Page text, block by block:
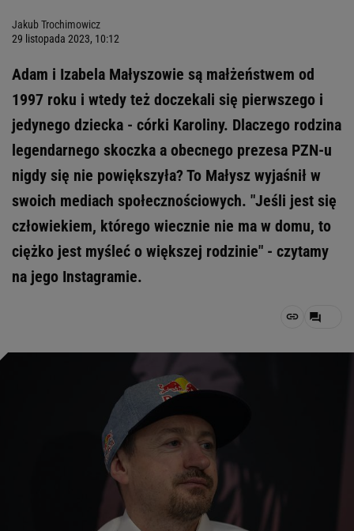
Jakub Trochimowicz
29 listopada 2023, 10:12
Adam i Izabela Małyszowie są małżeństwem od
1997 roku i wtedy też doczekali się pierwszego i
jedynego dziecka - córki Karoliny. Dlaczego rodzina
legendarnego skoczka a obecnego prezesa PZN-u
nigdy się nie powiększyła? To Małysz wyjaśnił w
swoich mediach społecznościowych. "Jeśli jest się
człowiekiem, którego wiecznie nie ma w domu, to
ciężko jest myśleć o większej rodzinie" - czytamy
na jego Instagramie.